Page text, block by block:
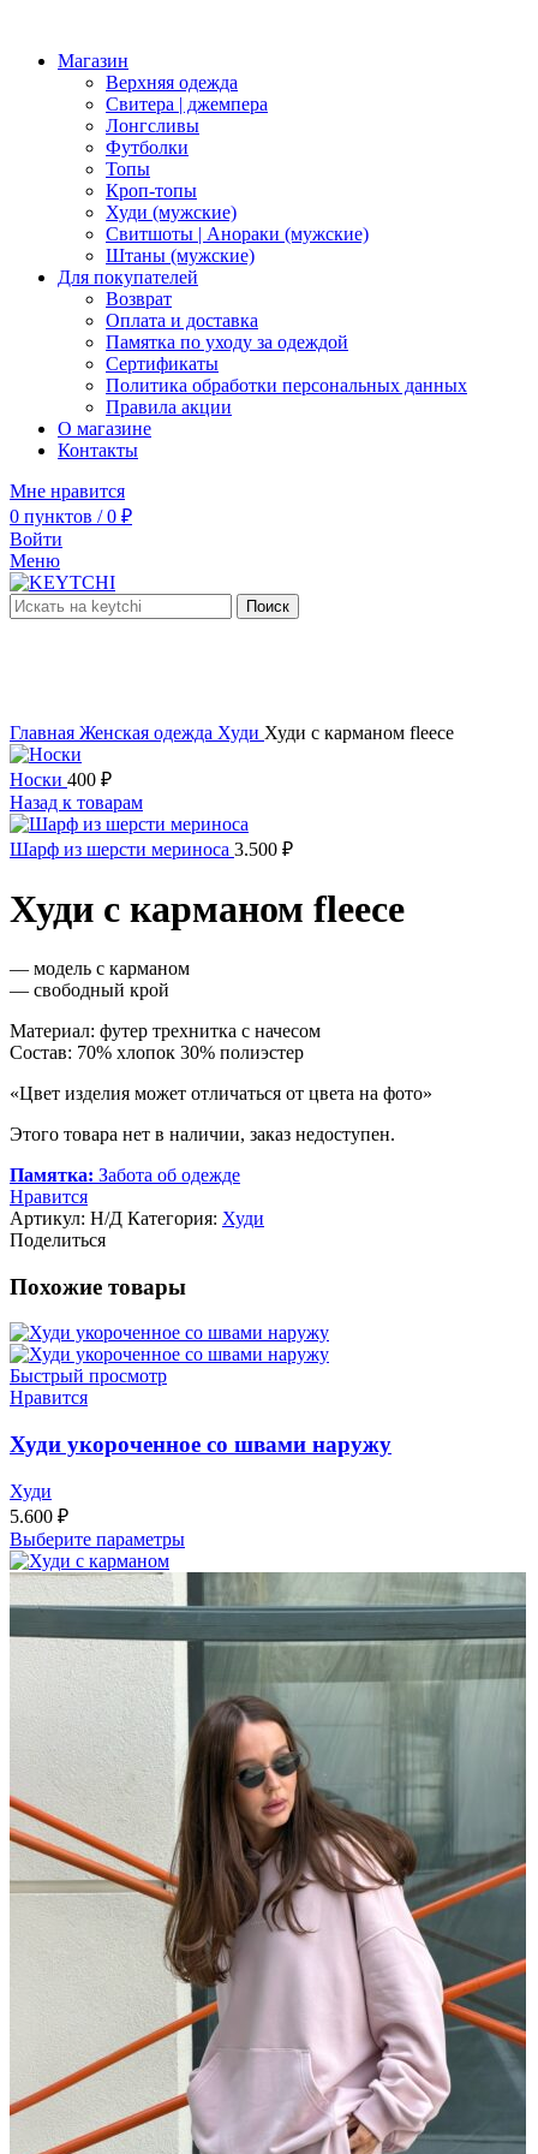
Магазин
Верхняя одежда
Свитера | джемпера
Лонгсливы
Футболки
Топы
Кроп-топы
Худи (мужские)
Свитшоты | Анораки (мужские)
Штаны (мужские)
Для покупателей
Возврат
Оплата и доставка
Памятка по уходу за одеждой
Сертификаты
Политика обработки персональных данных
Правила акции
О магазине
Контакты
Мне нравится
0 пунктов / 0 ₽
Войти
Меню
Поиск
Главная Женская одежда Худи Худи с карманом fleece
Носки 400 ₽
Назад к товарам
Шарф из шерсти мериноса 3.500 ₽
Худи с карманом fleece
— модель с карманом
— свободный крой
Материал: футер трехнитка с начесом
Состав: 70% хлопок 30% полиэстер
«Цвет изделия может отличаться от цвета на фото»
Этого товара нет в наличии, заказ недоступен.
Памятка: Забота об одежде
Нравится
Артикул: Н/Д Категория: Худи
Поделиться
Похожие товары
Быстрый просмотр
Нравится
Худи укороченное со швами наружу
Худи
5.600 ₽
Выберите параметры